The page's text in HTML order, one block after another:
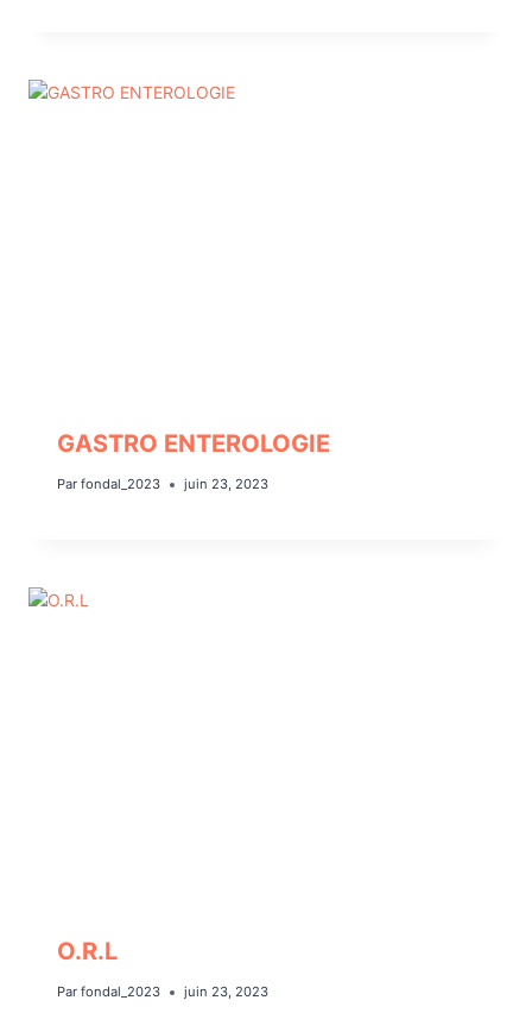
GASTRO ENTEROLOGIE
Par fondal_2023 juin 23, 2023
O.R.L
Par fondal_2023 juin 23, 2023